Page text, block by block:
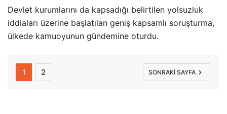
Devlet kurumlarını da kapsadığı belirtilen yolsuzluk
iddiaları üzerine başlatılan geniş kapsamlı soruşturma,
ülkede kamuoyunun gündemine oturdu.
1 2 SONRAKI SAYFA